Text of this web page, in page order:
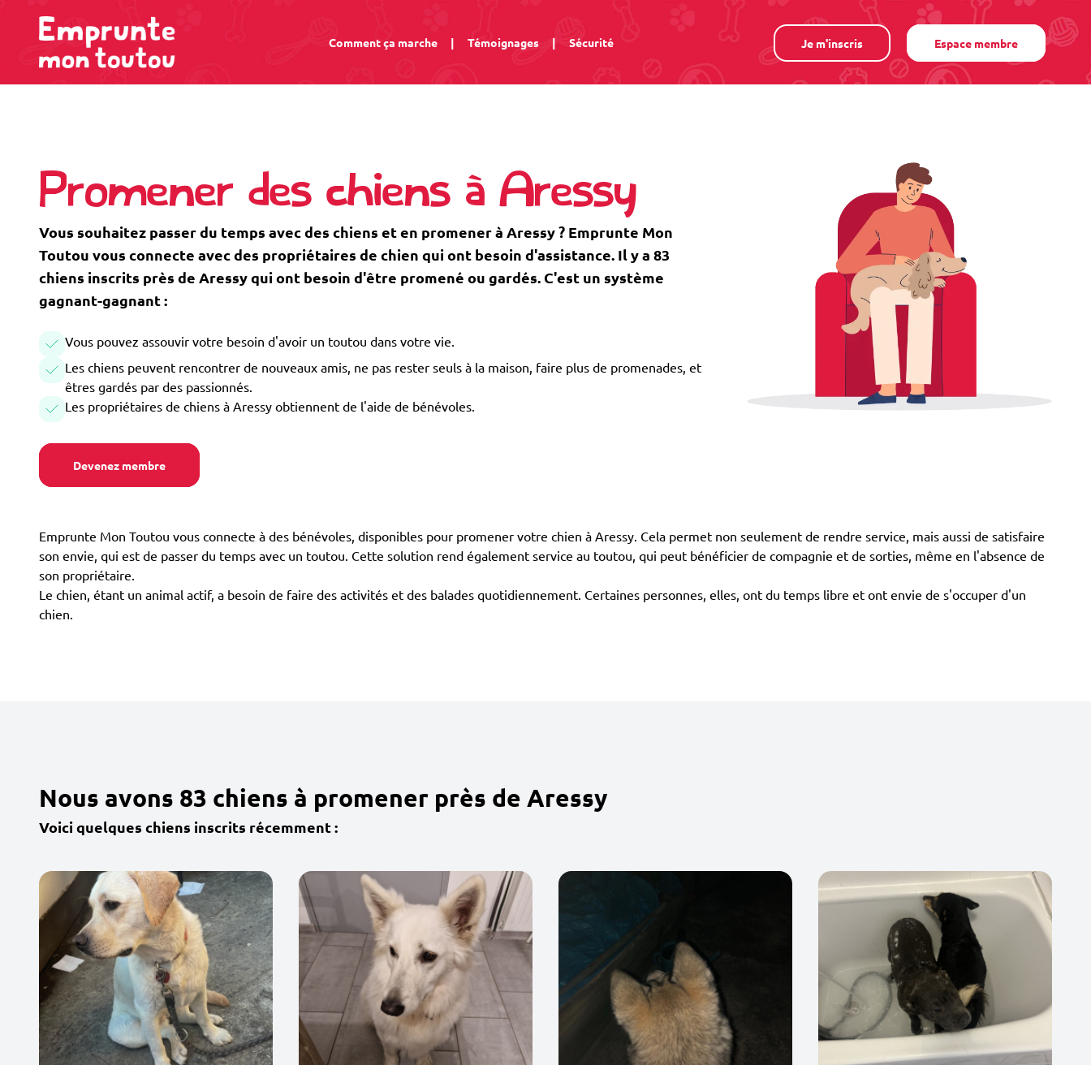
Comment ça marche | Témoignages | Sécurité Je m'inscris Espace membre
Promener des chiens à Aressy
Vous souhaitez passer du temps avec des chiens et en promener à Aressy ? Emprunte Mon
Toutou vous connecte avec des propriétaires de chien qui ont besoin d'assistance. Il y a 83
chiens inscrits près de Aressy qui ont besoin d'être promené ou gardés. C'est un système
gagnant-gagnant :
Vous pouvez assouvir votre besoin d'avoir un toutou dans votre vie.
Les chiens peuvent rencontrer de nouveaux amis, ne pas rester seuls à la maison, faire plus de promenades, et
êtres gardés par des passionnés.
Les propriétaires de chiens à Aressy obtiennent de l'aide de bénévoles.
Devenez membre
Emprunte Mon Toutou vous connecte à des bénévoles, disponibles pour promener votre chien à Aressy. Cela permet non seulement de rendre service, mais aussi de satisfaire
son envie, qui est de passer du temps avec un toutou. Cette solution rend également service au toutou, qui peut bénéficier de compagnie et de sorties, même en l'absence de
son propriétaire.
Le chien, étant un animal actif, a besoin de faire des activités et des balades quotidiennement. Certaines personnes, elles, ont du temps libre et ont envie de s'occuper d'un
chien.
Nous avons 83 chiens à promener près de Aressy
Voici quelques chiens inscrits récemment :